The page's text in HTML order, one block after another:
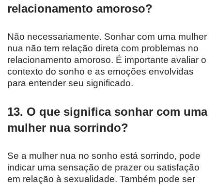
relacionamento amoroso?
Não necessariamente. Sonhar com uma mulher
nua não tem relação direta com problemas no
relacionamento amoroso. É importante avaliar o
contexto do sonho e as emoções envolvidas
para entender seu significado.
13. O que significa sonhar com uma
mulher nua sorrindo?
Se a mulher nua no sonho está sorrindo, pode
indicar uma sensação de prazer ou satisfação
em relação à sexualidade. Também pode ser